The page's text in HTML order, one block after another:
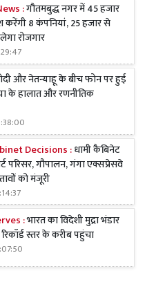
:गौतमबुद्ध नगर में 45 हजार
8 कंपनियां, 25 हजार से
रोजगार
और नेतन्याहू के बीच फोन पर हुई
के हालात और रणनीतिक
Decisions :धामी कैबिनेट
परिसर, गौपालन, गंगा एक्सप्रेसवे
को मंजूरी
:भारत का विदेशी मुद्रा भंडार
स्तर के करीब पहुंचा